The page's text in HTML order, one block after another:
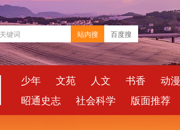
站内搜 百度搜
少年 文苑 人文 书香
动漫
昭通史志
社会科学 版面推荐